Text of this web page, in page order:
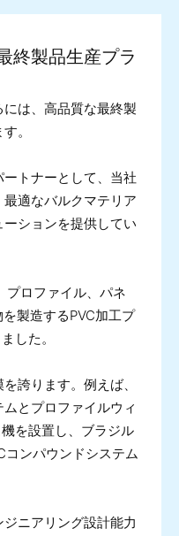
終製品生産プラ
は、高品質な最終製
。
トナーとして、当社
適なバルクマテリア
ションを提供してい
プロファイル、パネ
製造するPVC加工プ
した。
誇ります。例えば、
とプロファイルウィ
を設置し、ブラジル
コンパウンドシステム
ニアリング設計能力